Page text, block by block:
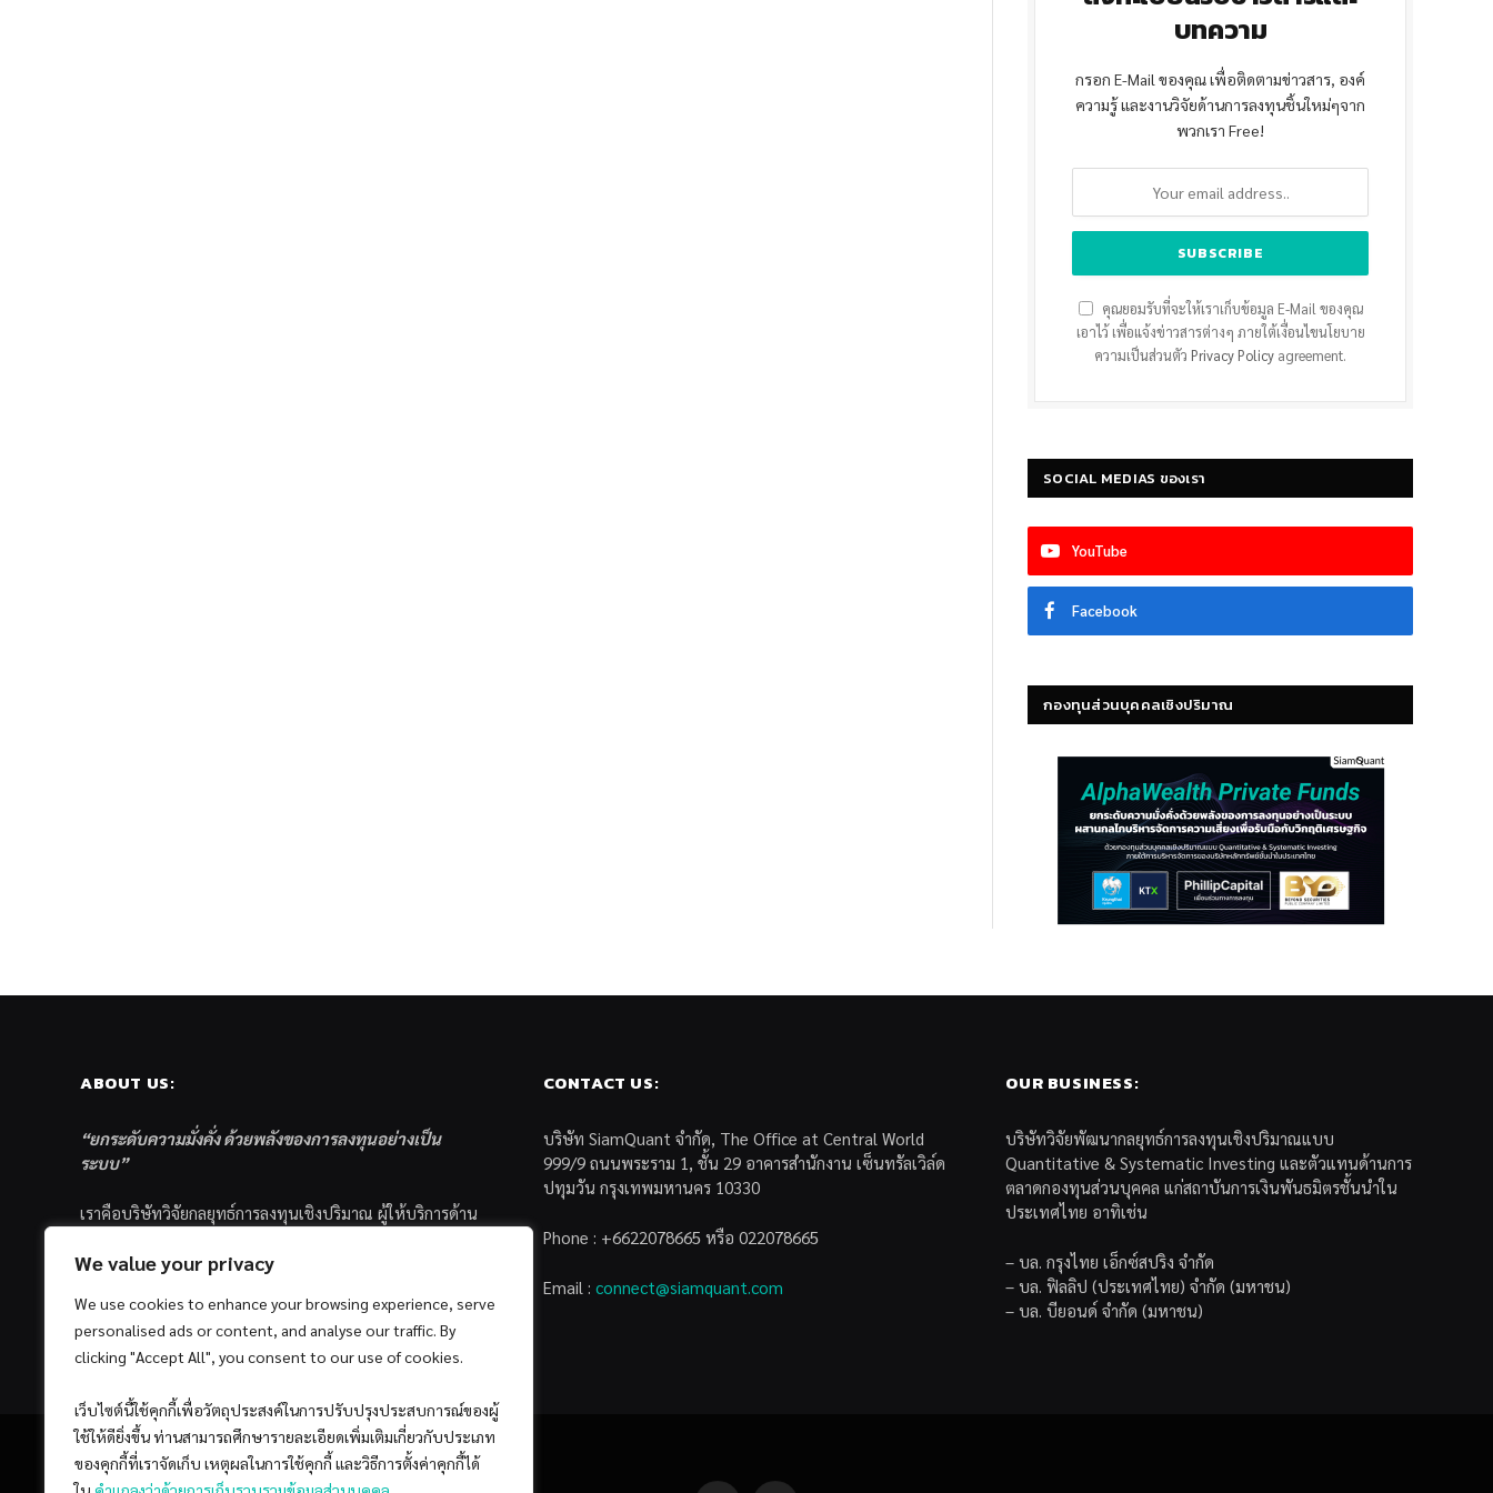
We value your privacy
We use cookies to enhance your browsing experience, serve
personalised ads or content, and analyse our traffic. By
clicking "Accept All", you consent to our use of cookies.
เว็บไซต์นี้ใช้คุกกี้เพื่อวัตถุประสงค์ในการปรับปรุงประสบการณ์ของผู้
ใช้ให้ดียิ่งขึ้น ท่านสามารถศึกษารายละเอียดเพิ่มเติมเกี่ยวกับประเภท
ของคุกกี้ที่เราจัดเก็บ เหตุผลในการใช้คุกกี้ และวิธีการตั้งค่าคุกกี้ได้
บทความ
กรอก E-Mail ของคุณ เพื่อติดตามข่าวสาร, องค์
ความรู้ และงานวิจัยด้านการลงทุนชิ้นใหม่ๆจาก
พวกเรา Free!
คุณยอมรับที่จะให้เราเก็บข้อมูล E-Mail ของคุณ
เอาไว้ เพื่อแจ้งข่าวสารต่างๆ ภายใต้เงื่อนไขนโยบาย
ความเป็นส่วนตัว Privacy Policy agreement.
SOCIAL MEDIAS ของเรา
YouTube
Facebook
กองทุนส่วนบุคคลเชิงปริมาณ
ABOUT US:
“ยกระดับความมั่งคั่ง ด้วยพลังของการลงทุนอย่างเป็น
ระบบ”
เราคือบริษัทวิจัยกลยุทธ์การลงทุนเชิงปริมาณ ผู้ให้บริการด้าน
ส่วนบุคคล ซึ่งมีเป้าหมายที่จะช่วยเหลือให้นักลงทุนไทย
ด้วยแนวคิดและกระบวนการลงทุนอย่างเป็นระบบแบบ
Quantitative & Systematic Investing
CONTACT US:
บริษัท SiamQuant จำกัด, The Office at Central World
999/9 ถนนพระราม 1, ชั้น 29 อาคารสำนักงาน เซ็นทรัลเวิล์ด
ปทุมวัน กรุงเทพมหานคร 10330
Phone : +6622078665 หรือ 022078665
Email : connect@siamquant.com
OUR BUSINESS:
บริษัทวิจัยพัฒนากลยุทธ์การลงทุนเชิงปริมาณแบบ
Quantitative & Systematic Investing และตัวแทนด้านการ
ตลาดกองทุนส่วนบุคคล แก่สถาบันการเงินพันธมิตรชั้นนำใน
ประเทศไทย อาทิเช่น
– บล. กรุงไทย เอ็กซ์สปริง จำกัด
– บล. ฟิลลิป (ประเทศไทย) จำกัด (มหาชน)
– บล. บียอนด์ จำกัด (มหาชน)